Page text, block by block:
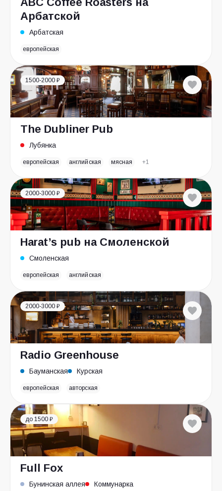
Арбатской
Арбатская
европейская
1500-2000 ₽
The Dubliner Pub
Лубянка
европейская английская мясная +1
2000-3000 ₽
Harat’s pub на Смоленской
Смоленская
европейская английская
2000-3000 ₽
Radio Greenhouse
Бауманская Курская
европейская авторская
до 1500 ₽
Full Fox
Бунинская аллея Коммунарка